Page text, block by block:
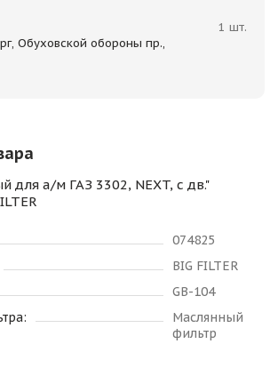
Обуховской обороны пр.,
1 шт.
для а/м ГАЗ 3302, NEXT, с дв."
074825
BIG FILTER
GB-104
Маслянный
фильтр